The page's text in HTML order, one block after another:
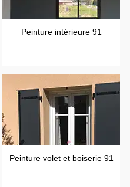
Peinture intérieure 91
Peinture volet et boiserie 91